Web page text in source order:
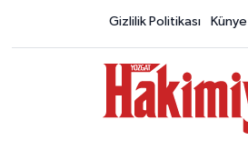
Gizlilik Politikası Künye